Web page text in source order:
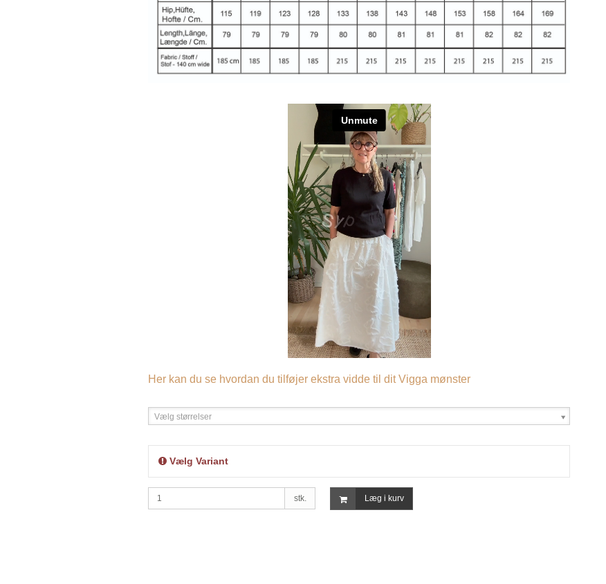
Her kan du se hvordan du tilføjer ekstra vidde til dit Vigga mønster
Vælg størrelser
Vælg Variant
stk. Læg i kurv